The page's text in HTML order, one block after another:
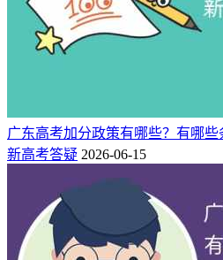
子女，在飞或停飞不满1年或达到
女，从事舰艇工作满20年军人的
累计满15年军人的子女，在实行
安民警子女参加全国统考录取的
发的《关于进一步加强和改进公安
警子女教育优待工作的通知》（公
定执行。国家综合性消防救援队
录取的，按照应急管理部、教育
综合性消防救援队伍人员及其子
急〔2019〕37号）有关规定执行
广东高考加分政策有哪些？有哪些
新高考答疑 2026-06-15